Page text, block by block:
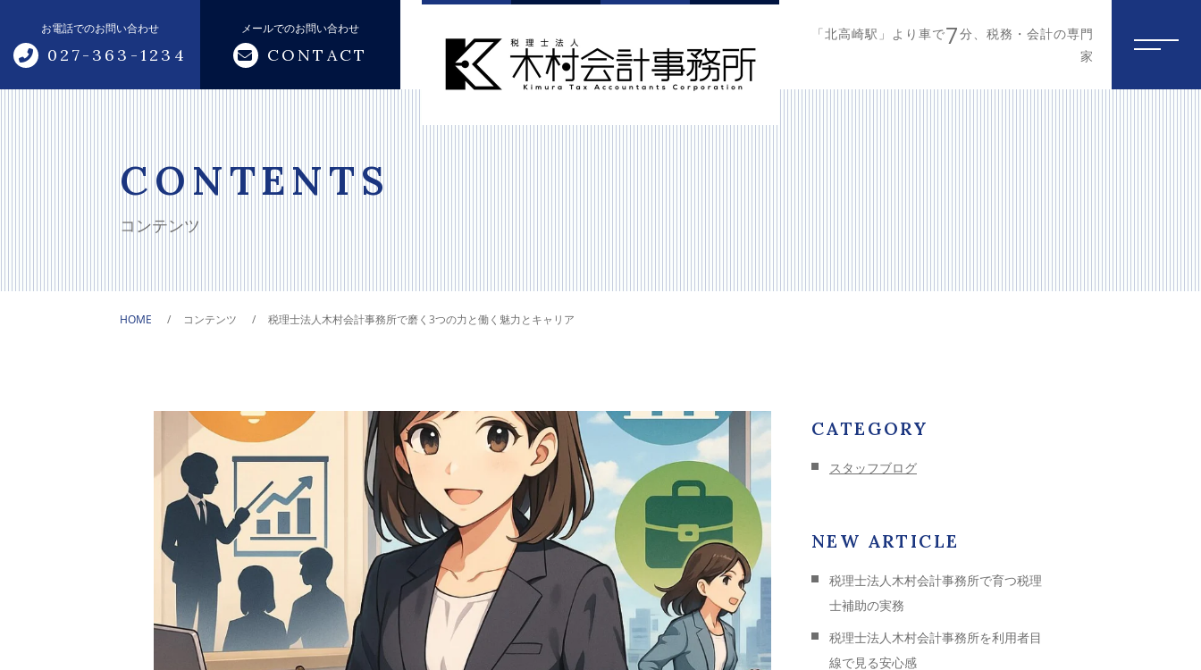
お電話でのお問い合わせ
027-363-1234
メールでのお問い合わせ
CONTACT
「北高崎駅」より車で7分、税務・会計の専門
家
トップページ
DX化支援
事業承継・M&Aサポート
キャンペーン
スタッフ
CONTENTS
コンテンツ
HOME コンテンツ 税理士法人木村会計事務所で磨く3つの力と働く魅力とキャリア
CATEGORY
スタッフブログ
NEW ARTICLE
税理士法人木村会計事務所で育つ税理
士補助の実務
税理士法人木村会計事務所を利用者目
線で見る安心感